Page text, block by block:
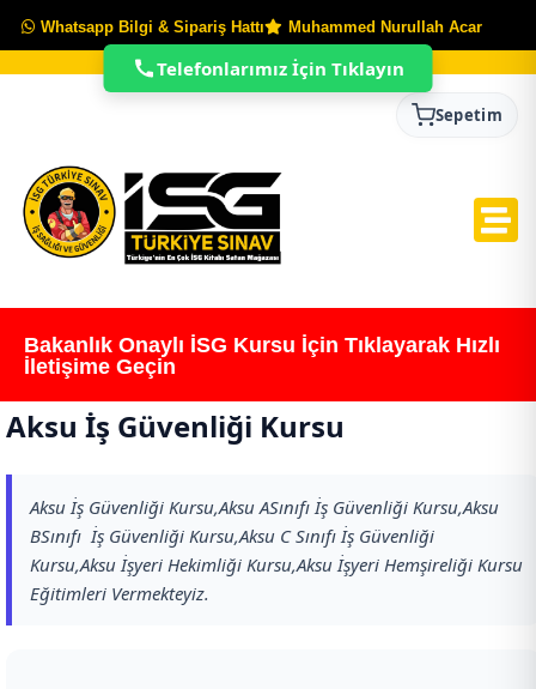
Whatsapp Bilgi & Sipariş Hattı Muhammed Nurullah Acar
Sepetim
Bakanlık Onaylı İSG Kursu İçin Tıklayarak Hızlı
İletişime Geçin
Aksu İş Güvenliği Kursu
Aksu İş Güvenliği Kursu,Aksu ASınıfı İş Güvenliği Kursu,Aksu
BSınıfı İş Güvenliği Kursu,Aksu C Sınıfı İş Güvenliği
Kursu,Aksu İşyeri Hekimliği Kursu,Aksu İşyeri Hemşireliği Kursu
Eğitimleri Vermekteyiz.
Telefonlarımız İçin Tıklayın